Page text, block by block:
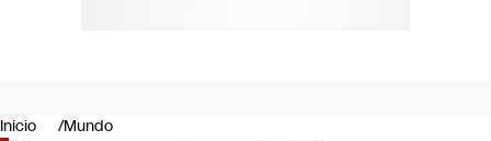
Negocios
Inicio Mundo